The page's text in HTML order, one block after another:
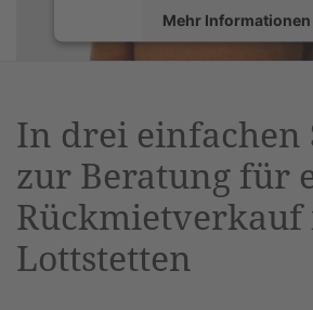
Mehr Informationen
Management Platform&
In drei einfachen
zur Beratung für
Rückmietverkauf
Lottstetten